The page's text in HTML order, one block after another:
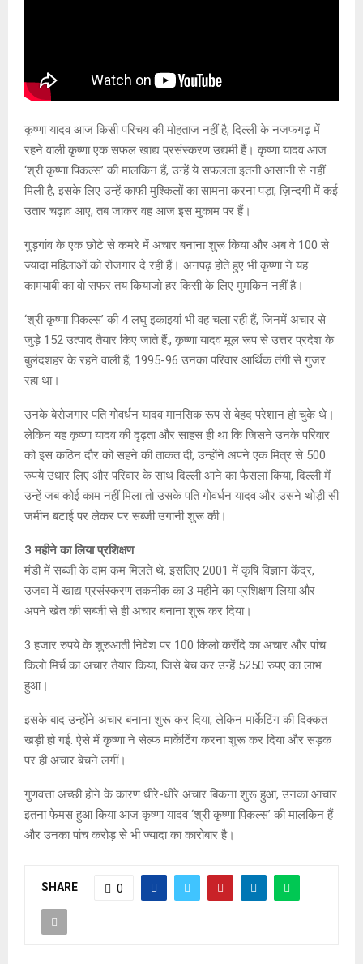
कृष्णा यादव आज किसी परिचय की मोहताज नहीं है, दिल्ली के नजफगढ़ में
रहने वाली कृष्णा एक सफल खाद्य प्रसंस्करण उद्यमी हैं। कृष्णा यादव आज
‘श्री कृष्णा पिकल्स’ की मालकिन हैं, उन्हें ये सफलता इतनी आसानी से नहीं
मिली है, इसके लिए उन्हें काफी मुश्किलों का सामना करना पड़ा, ज़िन्दगी में कई
उतार चढ़ाव आए, तब जाकर वह आज इस मुकाम पर हैं।
गुड़गांव के एक छोटे से कमरे में अचार बनाना शुरू किया और अब वे 100 से
ज्यादा महिलाओं को रोजगार दे रही हैं। अनपढ़ होते हुए भी कृष्णा ने यह
कामयाबी का वो सफर तय कियाजो हर किसी के लिए मुमकिन नहीं है।
‘श्री कृष्णा पिकल्स’ की 4 लघु इकाइयां भी वह चला रही हैं, जिनमें अचार से
जुड़े 152 उत्पाद तैयार किए जाते हैं., कृष्णा यादव मूल रूप से उत्तर प्रदेश के
बुलंदशहर के रहने वाली हैं, 1995-96 उनका परिवार आर्थिक तंगी से गुजर
रहा था।
उनके बेरोजगार पति गोवर्धन यादव मानसिक रूप से बेहद परेशान हो चुके थे।
लेकिन यह कृष्णा यादव की दृढ़ता और साहस ही था कि जिसने उनके परिवार
को इस कठिन दौर को सहने की ताकत दी, उन्होंने अपने एक मित्र से 500
रुपये उधार लिए और परिवार के साथ दिल्ली आने का फैसला किया, दिल्ली में
उन्हें जब कोई काम नहीं मिला तो उसके पति गोवर्धन यादव और उसने थोड़ी सी
जमीन बटाई पर लेकर पर सब्जी उगानी शुरू की।
3 महीने का लिया प्रशिक्षण
मंडी में सब्जी के दाम कम मिलते थे, इसलिए 2001 में कृषि विज्ञान केंद्र,
उजवा में खाद्य प्रसंस्करण तकनीक का 3 महीने का प्रशिक्षण लिया और
अपने खेत की सब्जी से ही अचार बनाना शुरू कर दिया।
3 हजार रुपये के शुरुआती निवेश पर 100 किलो करौंदे का अचार और पांच
किलो मिर्च का अचार तैयार किया, जिसे बेच कर उन्हें 5250 रुपए का लाभ
हुआ।
इसके बाद उन्होंने अचार बनाना शुरू कर दिया, लेकिन मार्केटिंग की दिक्कत
खड़ी हो गई. ऐसे में कृष्णा ने सेल्फ मार्केटिंग करना शुरू कर दिया और सड़क
पर ही अचार बेचने लगीं।
गुणवत्ता अच्छी होने के कारण धीरे-धीरे अचार बिकना शुरू हुआ, उनका आचार
इतना फेमस हुआ किया आज कृष्णा यादव ‘श्री कृष्णा पिकल्स’ की मालकिन हैं
और उनका पांच करोड़ से भी ज्यादा का कारोबार है।
SHARE 0